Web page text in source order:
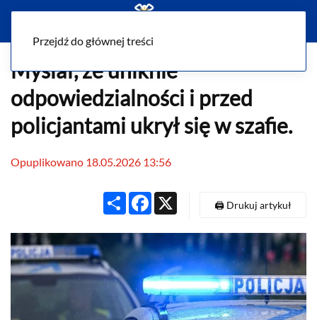
Przejdź do głównej treści
Myślał, że uniknie
odpowiedzialności i przed
policjantami ukrył się w szafie.
Opuplikowano 18.05.2026 13:56
Share Facebook
🖨️ Drukuj artykuł